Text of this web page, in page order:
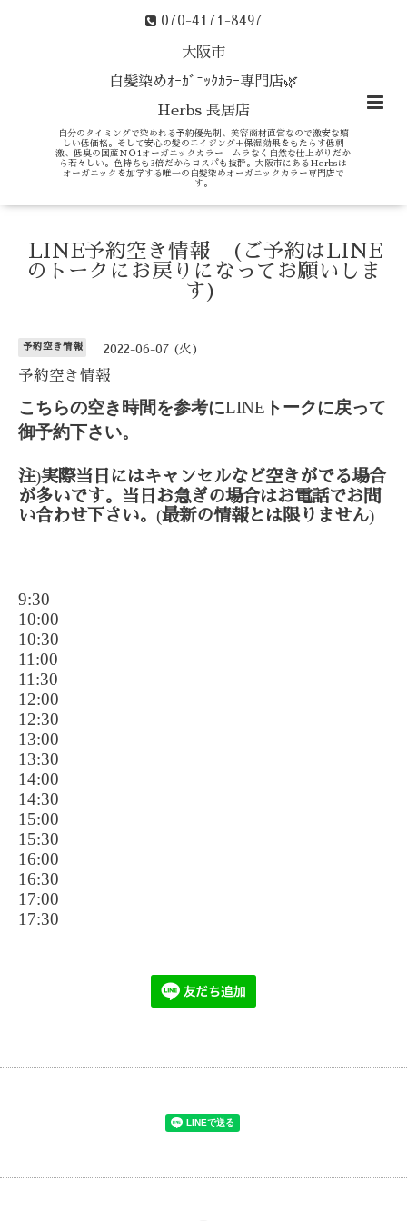
070-4171-8497
大阪市
白髪染めｵｰｶﾞﾆｯｸｶﾗｰ専門店🌿
Herbs 長居店
自分のタイミングで染めれる予約優先制、美容商材直営なので激安な嬉
しい低価格。そして安心の髪のエイジング＋保湿効果をもたらす低刺
激、低臭の国産ＮＯ1オーガニックカラー ムラなく自然な仕上がりだか
ら若々しい。色持ちも3倍だからコスパも抜群。大阪市にあるHerbsは
オーガニックを加学する唯一の白髪染めオーガニックカラー専門店で
す。
LINE予約空き情報 (ご予約はLINE
のトークにお戻りになってお願いしま
す)
予約空き情報 2022-06-07 (火)
予約空き情報
こちらの空き時間を参考にLINE トークに戻って
御予約下さい。
注)実際当日にはキャンセルなど空きがでる場合
が多いです。当日お急ぎの場合はお電話でお問
い合わせ下さい。 (最新の情報とは限りません)
9:30
10:00
10:30
11:00
11:30
12:00
12:30
13:00
13:30
14:00
14:30
15:00
15:30
16:00
16:30
17:00
17:30